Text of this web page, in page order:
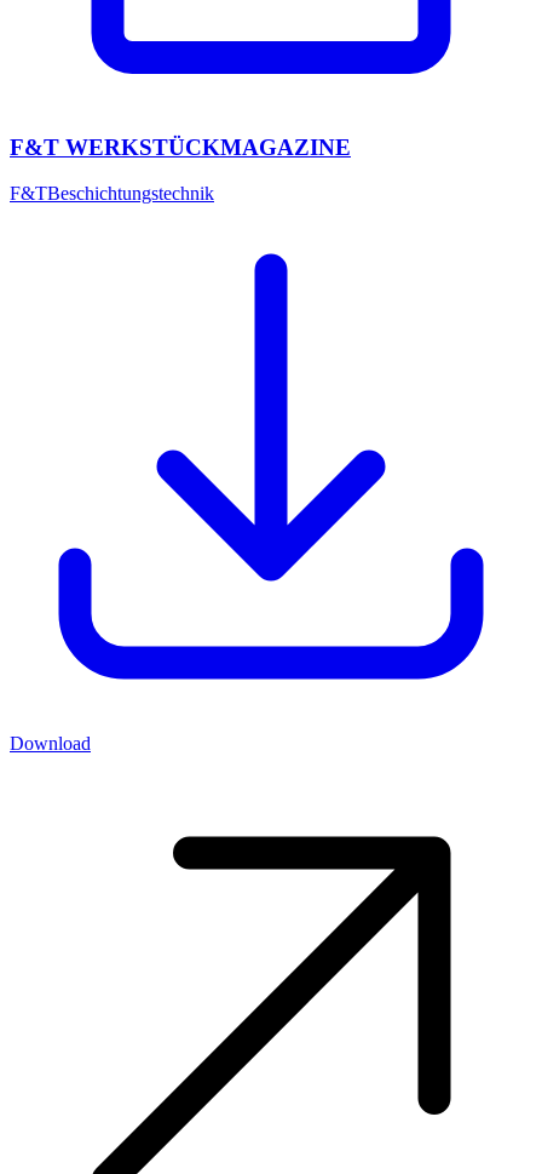
F&T WERKSTÜCKMAGAZINE
F&TBeschichtungstechnik
Download